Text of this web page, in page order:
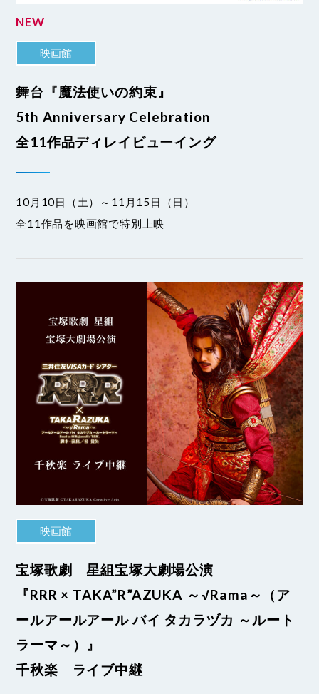
NEW
映画館
舞台『魔法使いの約束』
5th Anniversary Celebration
全11作品ディレイビューイング
10月10日（土）～11月15日（日）
全11作品を映画館で特別上映
映画館
宝塚歌劇 星組宝塚大劇場公演
『RRR × TAKA”R”AZUKA ～√Rama～（ア
ールアールアール バイ タカラヅカ ～ルート
ラーマ～）』
千秋楽 ライブ中継